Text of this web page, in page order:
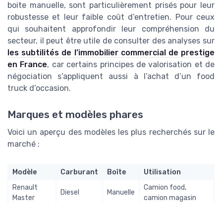
boite manuelle, sont particulièrement prisés pour leur
robustesse et leur faible coût d’entretien. Pour ceux
qui souhaitent approfondir leur compréhension du
secteur, il peut être utile de consulter des analyses sur
les subtilités de l’immobilier commercial de prestige
en France, car certains principes de valorisation et de
négociation s’appliquent aussi à l’achat d’un food
truck d’occasion.
Marques et modèles phares
Voici un aperçu des modèles les plus recherchés sur le
marché :
Modèle Carburant Boîte
Utilisation
Renault
Master
Diesel Manuelle
Camion food,
camion magasin